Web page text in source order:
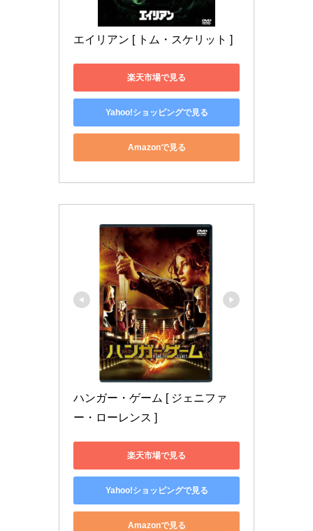
エイリアン [ トム・スケリット ]
楽天市場で見る
Yahoo!ショッピングで見る
Amazonで見る
ハンガー・ゲーム [ ジェニファ
ー・ローレンス ]
楽天市場で見る
Yahoo!ショッピングで見る
Amazonで見る